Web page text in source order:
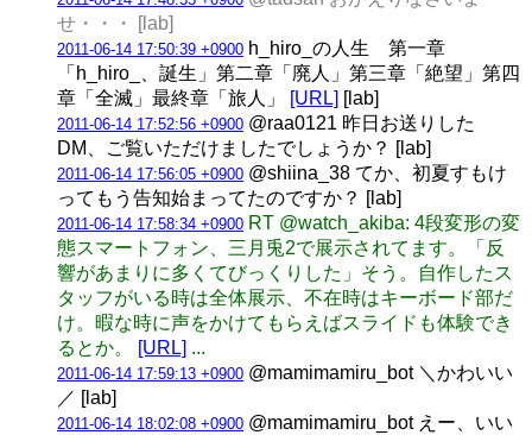
せ・・・ [lab]
2011-06-14 17:50:39 +0900 h_hiro_の人生 第一章
「h_hiro_、誕生」第二章「廃人」第三章「絶望」第四
章「全滅」最終章「旅人」
[URL] [lab]
2011-06-14 17:52:56 +0900 @raa0121 昨日お送りした
DM、ご覧いただけましたでしょうか？ [lab]
2011-06-14 17:56:05 +0900 @shiina_38 てか、初夏すもけ
ってもう告知始まってたのですか？ [lab]
2011-06-14 17:58:34 +0900 RT @watch_akiba: 4段変形の変
態スマートフォン、三月兎2で展示されてます。「反
響があまりに多くてびっくりした」そう。自作したス
タッフがいる時は全体展示、不在時はキーボード部だ
け。暇な時に声をかけてもらえばスライドも体験でき
るとか。
[URL] ...
2011-06-14 17:59:13 +0900 @mamimamiru_bot ＼かわいい
／ [lab]
2011-06-14 18:02:08 +0900 @mamimamiru_bot えー、いい